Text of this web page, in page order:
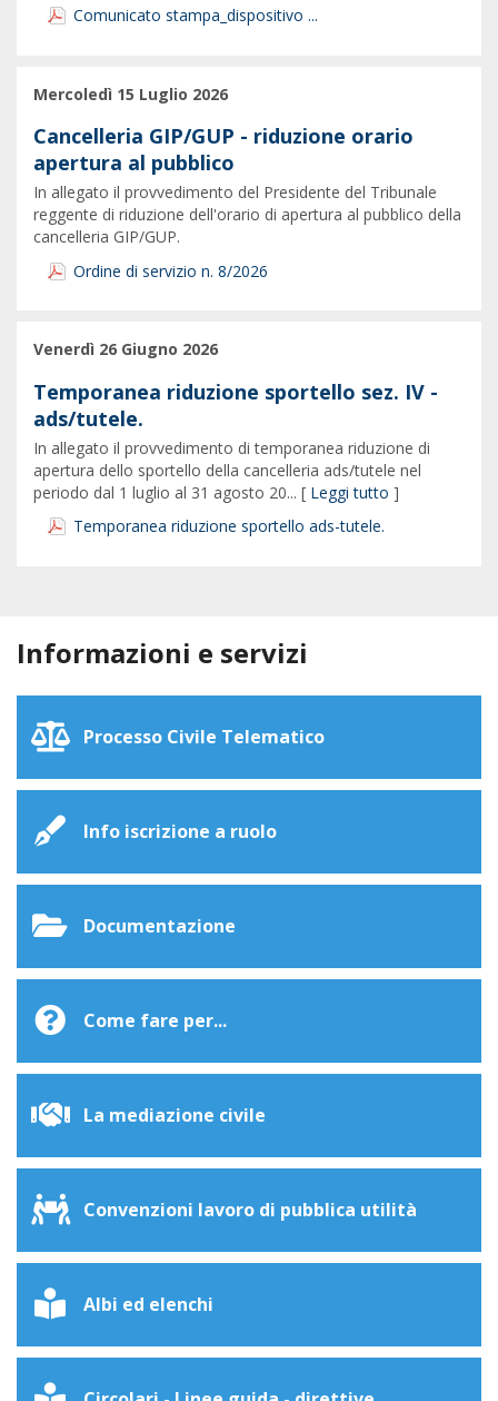
Comunicato stampa_dispositivo ...
Mercoledì 15 Luglio 2026
Cancelleria GIP/GUP - riduzione orario
apertura al pubblico
In allegato il provvedimento del Presidente del Tribunale
reggente di riduzione dell'orario di apertura al pubblico della
cancelleria GIP/GUP.
Ordine di servizio n. 8/2026
Venerdì 26 Giugno 2026
Temporanea riduzione sportello sez. IV -
ads/tutele.
In allegato il provvedimento di temporanea riduzione di
apertura dello sportello della cancelleria ads/tutele nel
periodo dal 1 luglio al 31 agosto 20... [ Leggi tutto ]
Temporanea riduzione sportello ads-tutele.
Informazioni e servizi
Processo Civile Telematico
Info iscrizione a ruolo
Documentazione
Come fare per...
La mediazione civile
Convenzioni lavoro di pubblica utilità
Albi ed elenchi